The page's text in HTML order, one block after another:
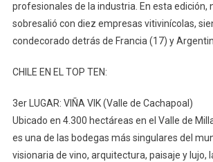
profesionales de la industria. En esta edición,
sobresalió con diez empresas vitivinícolas,
condecorado detrás de Francia (17) y
CHILE EN EL TOP TEN:
3er LUGAR: VIÑA VIK (Valle de Cachapoal)
Ubicado en 4.300 hectáreas en el Valle de
es una de las bodegas más singulares del
visionaria de vino, arquitectura, paisaje y lujo,